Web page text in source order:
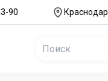
90 Краснодар